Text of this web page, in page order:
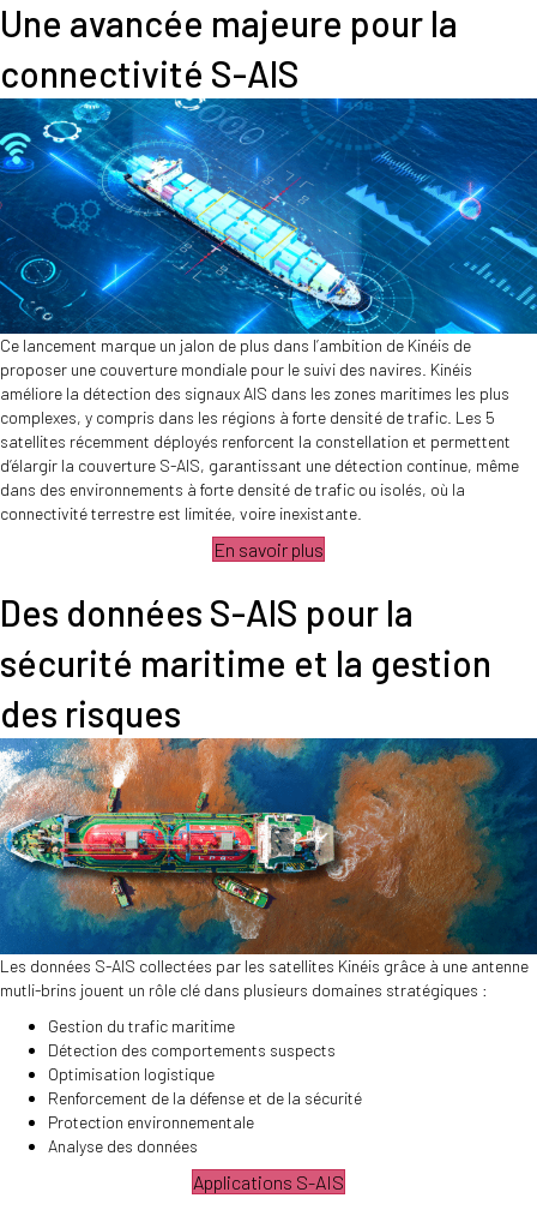
Une avancée majeure pour la
connectivité S-AIS
Ce lancement marque un jalon de plus dans l’ambition de Kinéis de
proposer une couverture mondiale pour le suivi des navires. Kinéis
améliore la détection des signaux AIS dans les zones maritimes les plus
complexes, y compris dans les régions à forte densité de trafic. Les 5
satellites récemment déployés renforcent la constellation et permettent
d’élargir la couverture S-AIS, garantissant une détection continue, même
dans des environnements à forte densité de trafic ou isolés, où la
connectivité terrestre est limitée, voire inexistante.
En savoir plus
Des données S-AIS pour la
sécurité maritime et la gestion
des risques
Les données S-AIS collectées par les satellites Kinéis grâce à une antenne
mutli-brins jouent un rôle clé dans plusieurs domaines stratégiques :
Gestion du trafic maritime
Détection des comportements suspects
Optimisation logistique
Renforcement de la défense et de la sécurité
Protection environnementale
Analyse des données
Applications S-AIS